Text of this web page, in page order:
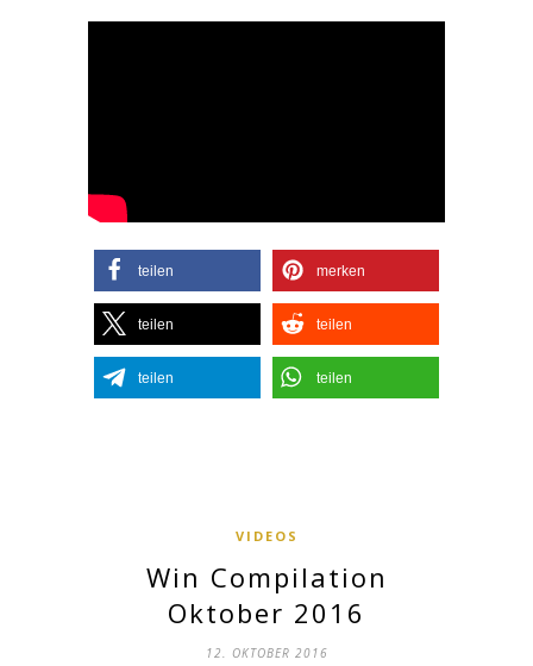
teilen merken
teilen teilen
teilen teilen
VIDEOS
Win Compilation
Oktober 2016
12. OKTOBER 2016